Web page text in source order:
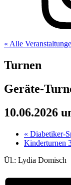
« Alle
Turnen
Geräte-
10.06.2026
« Diabetiker-
Kinderturnen
Ül.: Lydia Domisch